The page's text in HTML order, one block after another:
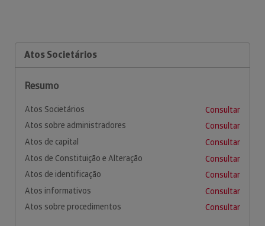
Atos Societários
Resumo
Atos Societários
Consultar
Atos sobre administradores
Consultar
Atos de capital
Consultar
Atos de Constituição e Alteração
Consultar
Atos de identificação
Consultar
Atos informativos
Consultar
Atos sobre procedimentos
Consultar